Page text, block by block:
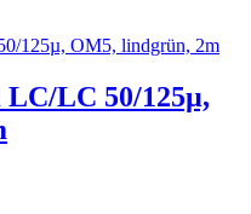
LC/LC 50/125µ,